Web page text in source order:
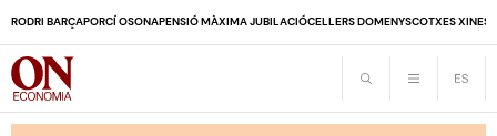
RODRI BARÇAPORCÍ OSONAPENSIÓ MÀXIMA JUBILACIÓCELLERS DOMENYSCOTXES